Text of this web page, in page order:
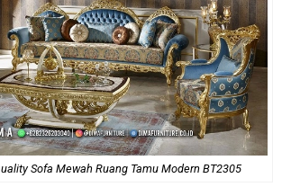
Sofa Mewah Ruang Tamu Modern BT2305